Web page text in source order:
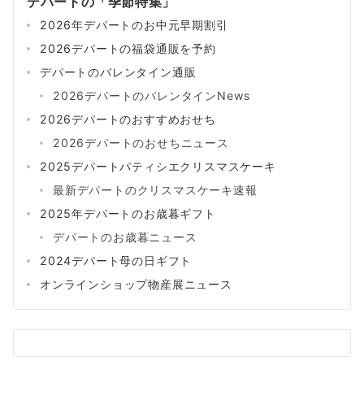
2026年デパートのお中元早期割引
2026デパートの福袋通販を予約
デパートのバレンタイン通販
2026デパートのバレンタインNews
2026デパートのおすすめおせち
2026デパートのおせちニュース
2025デパートパティシエクリスマスケーキ
最新デパートのクリスマスケーキ速報
2025年デパートのお歳暮ギフト
デパートのお歳暮ニュース
2024デパート母の日ギフト
オンラインショップ物産展ニュース